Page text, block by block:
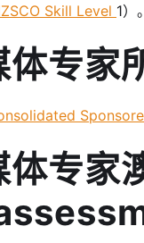
Skill Level 1）。
专家
专家